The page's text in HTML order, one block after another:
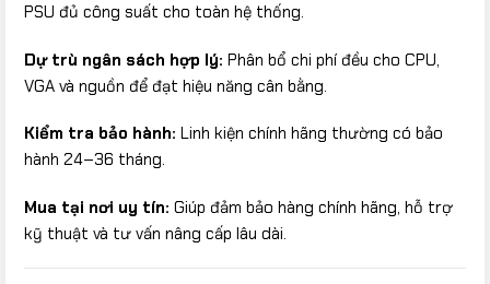
PSU đủ công suất cho toàn hệ thống.
Dự trù ngân sách hợp lý: Phân bổ chi phí đều cho CPU,
VGA và nguồn để đạt hiệu năng cân bằng.
Kiểm tra bảo hành: Linh kiện chính hãng thường có bảo
hành 24–36 tháng.
Mua tại nơi uy tín: Giúp đảm bảo hàng chính hãng, hỗ trợ
kỹ thuật và tư vấn nâng cấp lâu dài.